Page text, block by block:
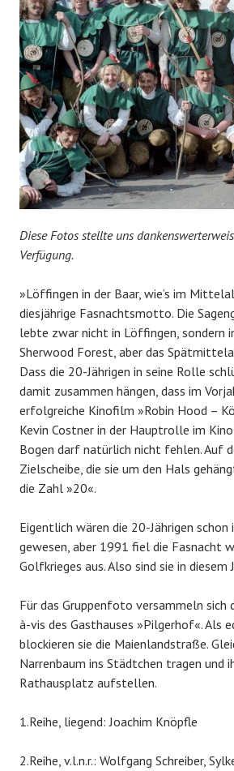
Diese Fotos stellte uns
Verfügung.
»Löffingen in der Baar, wie’s im
diesjährige Fasnachtsmotto. Die
lebte zwar nicht in Löffingen, sondern
Sherwood Forest, aber das
Dass die 20-Jährigen in seine Rolle
damit zusammen hängen, dass im
erfolgreiche Kinofilm »Robin Hood –
Kevin Costner in der Hauptrolle im
Bogen darf natürlich nicht fehlen. Auf
Zielscheibe, die sie um den Hals
die Zahl »20«.
Eigentlich wären die 20-Jährigen
gewesen, aber 1991 fiel die Fasnacht
Golfkrieges aus. Also sind sie in diesem
Für das Gruppenfoto versammeln sich
à-vis des Gasthauses »Pilgerhof«. Als
blockieren sie die Maienlandstraße.
Narrenbaum ins Städtchen tragen und
Rathausplatz aufstellen.
1.Reihe, liegend: Joachim Knöpfle
2.Reihe, v.l.n.r.: Wolfgang Schreiber,